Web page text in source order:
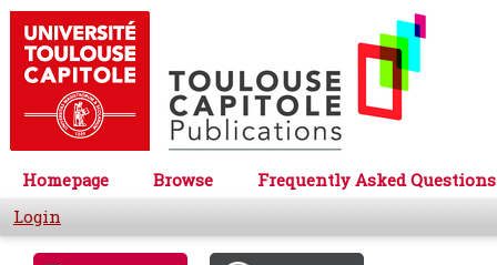
Homepage Browse
Frequently Asked Questions
Login